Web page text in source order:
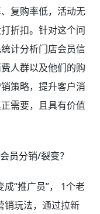
复购率低，活动无
折扣。针对这个问
计分析门店会员信
人群以及他们的购
策略，提升客户消
需要，且具有价值
“推广员”， 1个老
销玩法，通过拉新